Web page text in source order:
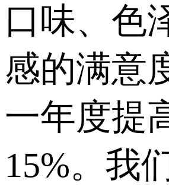
口味、色
感的满意
一年度提
15%。我